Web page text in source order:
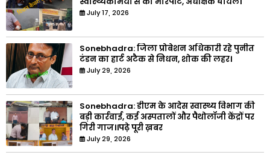
July 17, 2026
Sonebhadra: जिला प्रोबेशन अधिकारी रहे पुनीत
टंडन का हार्ट अटैक से निधन, शोक की लहर।
July 29, 2026
Sonebhadra: डीएम के आदेस स्वास्थ्य विभाग की
बड़ी कार्रवाई, कई अस्पतालों और पैथोलॉजी केंद्रों पर
गिरी गाज।।पढ़े पूरी ख़बर
July 29, 2026